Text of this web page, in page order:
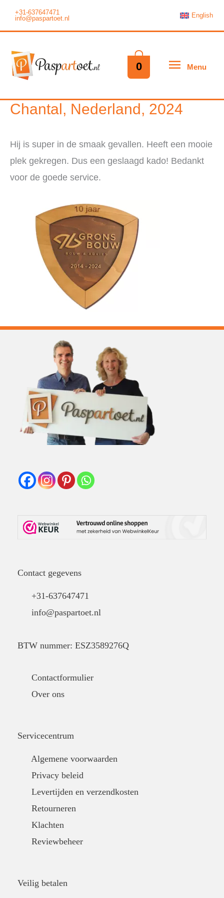
inhoud
+31-637647471
info@paspartoet.nl
English
Menu
Menu
0
Chantal, Nederland, 2024
Hij is super in de smaak gevallen. Heeft een mooie
plek gekregen. Dus een geslaagd kado! Bedankt
voor de goede service.
Contact gegevens
+31-637647471
info@paspartoet.nl
BTW nummer: ESZ3589276Q
Contactformulier
Over ons
Servicecentrum
Algemene voorwaarden
Privacy beleid
Levertijden en verzendkosten
Retourneren
Klachten
Reviewbeheer
Veilig betalen